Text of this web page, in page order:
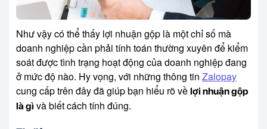
Như vậy có thể thấy lợi nhuận gộp là một chỉ số mà
doanh nghiệp cần phải tính toán thường xuyên để kiểm
soát được tình trạng hoạt động của doanh nghiệp đang
ở mức độ nào. Hy vọng, với những thông tin Zalopay
cung cấp trên đây đã giúp bạn hiểu rõ về lợi nhuận gộp
là gì và biết cách tính đúng.